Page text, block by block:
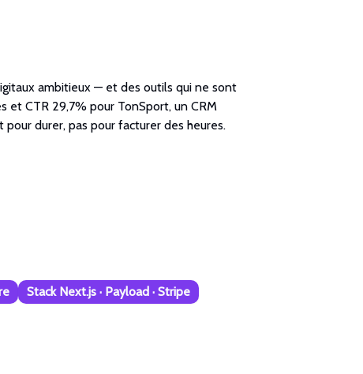
ambitieux — et des outils qui ne sont
et CTR 29,7% pour TonSport, un CRM
durer, pas pour facturer des heures.
Stack Next.js · Payload · Stripe